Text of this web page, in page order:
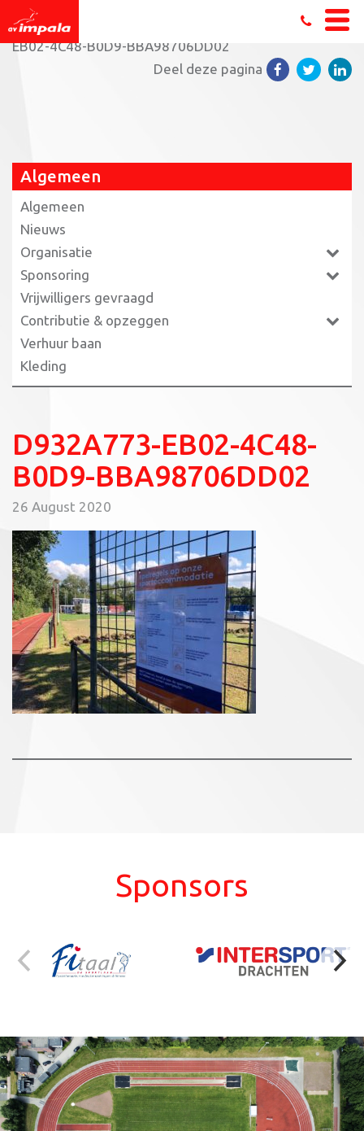
Home»Coronamaatregelen update
D932A773-
EB02-4C48-B0D9-BBA98706DD02
Deel deze pagina
Algemeen
Algemeen
Nieuws
Organisatie
Sponsoring
Vrijwilligers gevraagd
Contributie & opzeggen
Verhuur baan
Kleding
D932A773-EB02-4C48-
B0D9-BBA98706DD02
26 August 2020
Sponsors